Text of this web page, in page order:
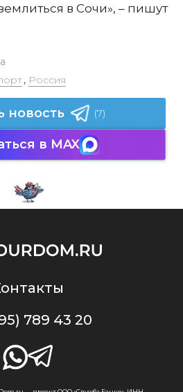
в Сочи», – пишут
, Россия
новость (7)
в MAX
789 43 20